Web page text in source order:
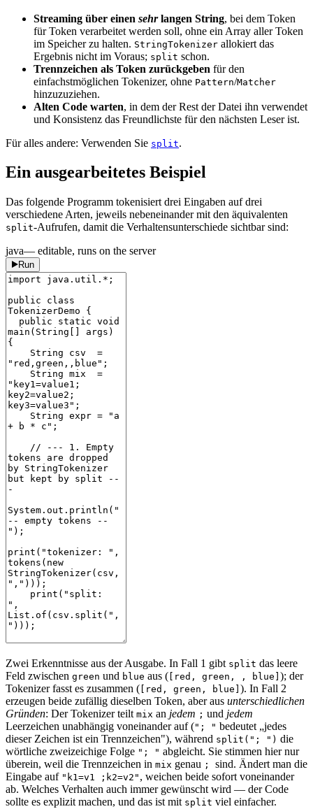
Streaming über einen sehrlangen String, bei dem Token
für Token verarbeitet werden soll, ohne ein Array aller Token
im Speicher zu halten. StringTokenizer allokiert das
Ergebnis nicht im Voraus; split schon.
Trennzeichen als Token zurückgeben für den
einfachstmöglichen Tokenizer, ohne Pattern/Matcher
hinzuzuziehen.
Alten Code warten, in dem der Rest der Datei ihn verwendet
und Konsistenz das Freundlichste für den nächsten Leser ist.
Für alles andere: Verwenden Sie split.
Ein ausgearbeitetes Beispiel
Das folgende Programm tokenisiert drei Eingaben auf drei
verschiedene Arten, jeweils nebeneinander mit den äquivalenten
split-Aufrufen, damit die Verhaltensunterschiede sichtbar sind:
java— editable, runs on the server
Run
Zwei Erkenntnisse aus der Ausgabe. In Fall 1 gibt split das leere
Feld zwischen green und blue aus ( [red, green, , blue] ); der
Tokenizer fasst es zusammen ( [red, green, blue] ). In Fall 2
erzeugen beide zufällig dieselben Token, aber aus unterschiedlichen
Gründen: Der Tokenizer teilt mix an jedem ; und jedem
Leerzeichen unabhängig voneinander auf ("; " bedeutet „jedes
dieser Zeichen ist ein Trennzeichen"), während split("; ") die
wörtliche zweizeichige Folge "; " abgleicht. Sie stimmen hier nur
überein, weil die Trennzeichen in mix genau ; sind. Ändert man die
Eingabe auf "k1=v1 ;k2=v2" , weichen beide sofort voneinander
ab. Welches Verhalten auch immer gewünscht wird — der Code
sollte es explizit machen, und das ist mit split viel einfacher.